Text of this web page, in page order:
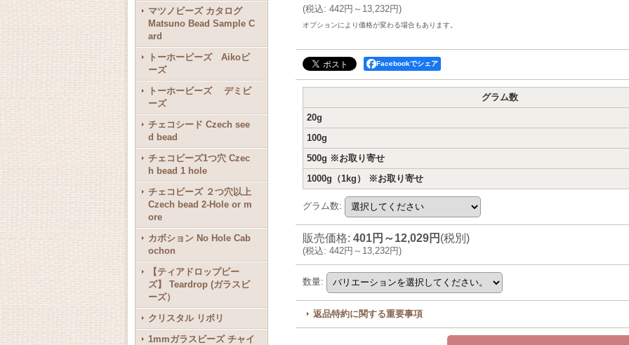
マツノビーズ カタログ
Matsuno Bead Sample C
ard
トーホービーズ Aikoビ
ーズ
トーホービーズ デミビ
ーズ
チェコシード Czech see
d bead
チェコビーズ1つ穴 Czec
h bead 1 hole
チェコビーズ ２つ穴以上
Czech bead 2-Hole or m
ore
カボション No Hole Cab
ochon
【ティアドロップビー
ズ】 Teardrop (ガラスビ
ーズ）
クリスタル リボリ
1mmガラスビーズ チャイ
(税込: 442円～13,232円)
オプションにより価格が変わる場合もあります。
Facebookでシェア
グラム数
20g
100g
500g ※お取り寄せ
1000g（1kg） ※お取り寄せ
グラム数:
販売価格: 401円～12,029円 (税別)
(税込: 442円～13,232円)
数量:
返品特約に関する重要事項